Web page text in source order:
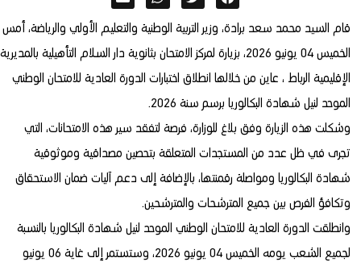
قام السيد محمد سعد برادة، وزير التربية الوطنية والتعليم الأولي والرياضة، أمس
الخميس 04 يونيو 2026، بزيارة لمركز الامتحان بثانوية دار السلام التأهيلية بالمديرية
الإقليمية الرباط ، عاين من خلالها انطلاق اختبارات الدورة العادية للامتحان الوطني
الموحد لنيل شهادة البكالوريا برسم سنة 2026.
وشكلت هذه الزيارة وفق بلاغ للوزارة، فرصة لتفقد سير هذه الامتحانات، التي
تجرى في ظل عدد من المستجدات المتعلقة بتحصين مصداقية وموثوقية
شهادة البكالوريا ومواصلة رقمنتها، بالإضافة إلى دعم آليات ضمان الاستحقاق
وتكافؤ الفرص بين جميع المترشحات والمترشحين.
وانطلقت الدورة العادية للامتحان الوطني الموحد لنيل شهادة البكالوريا بالنسبة
لجميع الشعب يومه الخميس 04 يونيو 2026، وستستمر إلى غاية 06 يونيو